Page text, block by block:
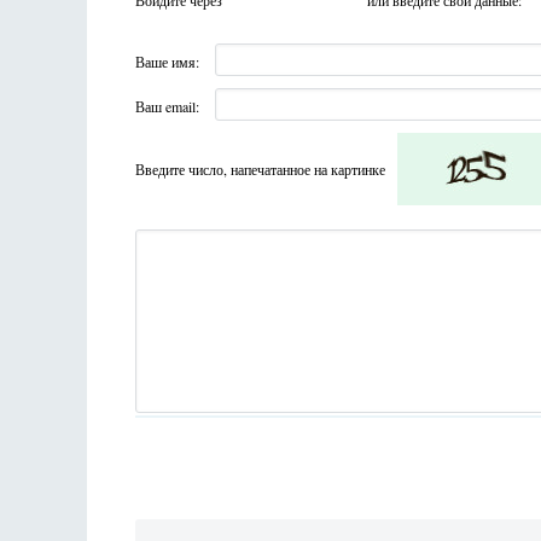
Ваше имя:
Ваш email:
Введите число, напечатанное на картинке